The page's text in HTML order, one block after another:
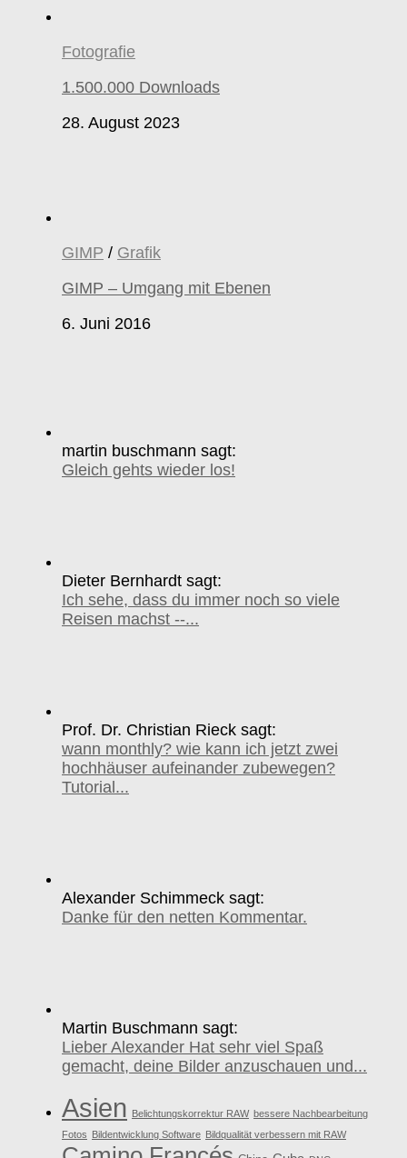
Fotografie
1.500.000 Downloads
28. August 2023
GIMP / Grafik
GIMP – Umgang mit Ebenen
6. Juni 2016
martin buschmann sagt:
Gleich gehts wieder los!
Dieter Bernhardt sagt:
Ich sehe, dass du immer noch so viele
Reisen machst --...
Prof. Dr. Christian Rieck sagt:
wann monthly? wie kann ich jetzt zwei
hochhäuser aufeinander zubewegen?
Tutorial...
Alexander Schimmeck sagt:
Danke für den netten Kommentar.
Martin Buschmann sagt:
Lieber Alexander Hat sehr viel Spaß
gemacht, deine Bilder anzuschauen und...
Asien Belichtungskorrektur RAW bessere Nachbearbeitung
Fotos Bildentwicklung Software Bildqualität verbessern mit RAW